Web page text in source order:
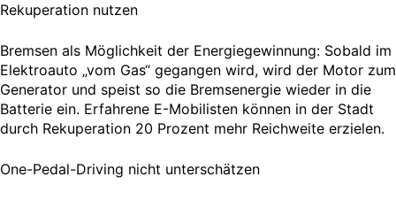
Rekuperation nutzen
Bremsen als Möglichkeit der Energiegewinnung: Sobald im
Elektroauto „vom Gas“ gegangen wird, wird der Motor zum
Generator und speist so die Bremsenergie wieder in die
Batterie ein. Erfahrene E-Mobilisten können in der Stadt
durch Rekuperation 20 Prozent mehr Reichweite erzielen.
One-Pedal-Driving nicht unterschätzen